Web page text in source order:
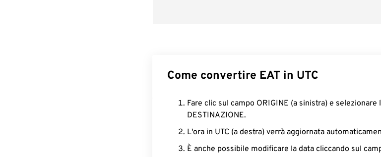
Come convertire EAT in UTC
Fare clic sul campo ORIGINE (a sinistra) e
DESTINAZIONE.
L'ora in UTC (a destra) verrà aggiornata
È anche possibile modificare la data cliccando sul